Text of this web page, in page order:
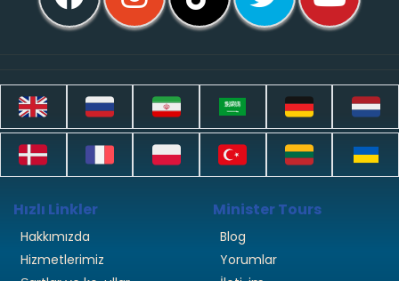
Hızlı Linkler
Hakkımızda
Hizmetlerimiz
Minister Tours
Blog
Yorumlar